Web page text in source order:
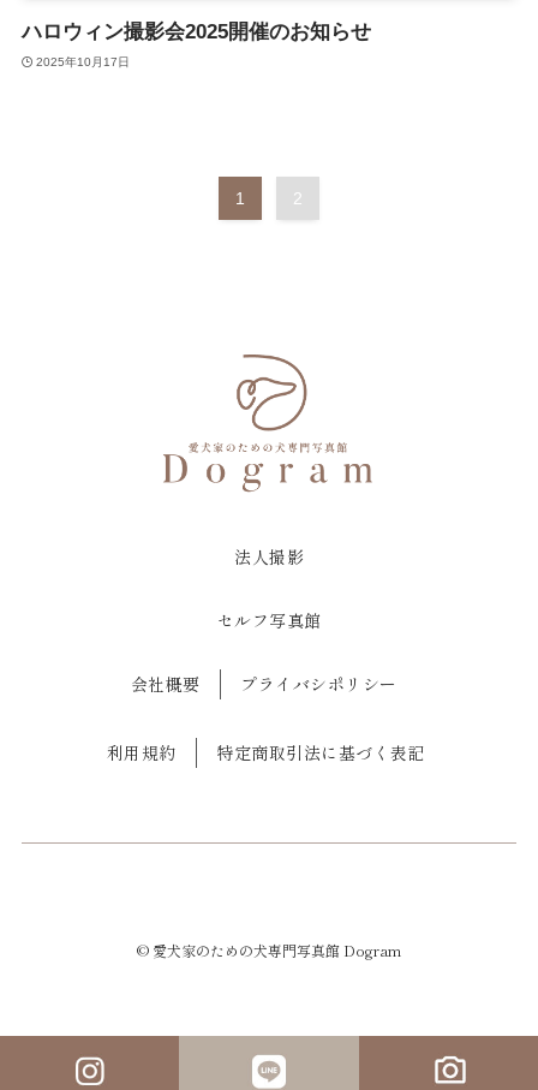
ハロウィン撮影会2025開催のお知らせ
2025年10月17日
1 2
法人撮影
セルフ写真館
会社概要 プライバシポリシー
利用規約 特定商取引法に基づく表記
© 愛犬家のための犬専門写真館 Dogram